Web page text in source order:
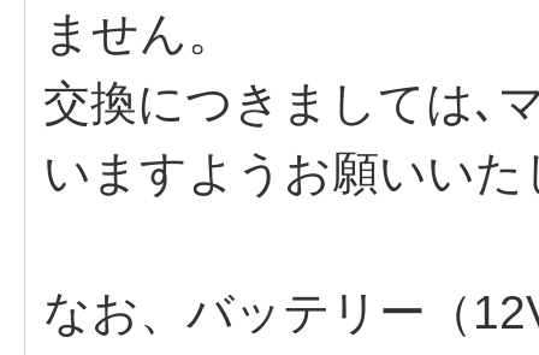
ません。
交換につきましては､
いますようお願いいた
なお、バッテリー（